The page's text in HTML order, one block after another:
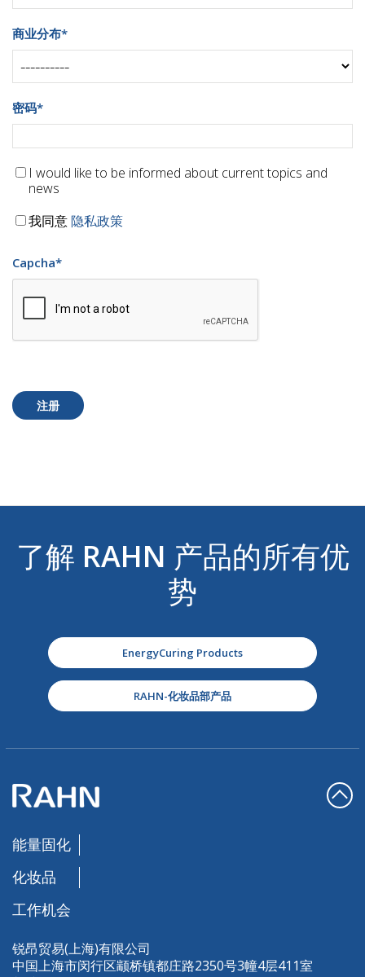
商业分布*
密码*
I would like to be informed about current topics and
news
我同意隐私政策
Capcha*
注册
了解 RAHN 产品的所有优
势
EnergyCuring Products
RAHN-化妆品部产品
锐昂贸易(上海)有限公司
中国上海市闵行区颛桥镇都庄路2350号3幢4层411室
能量固化
化妆品
工作机会